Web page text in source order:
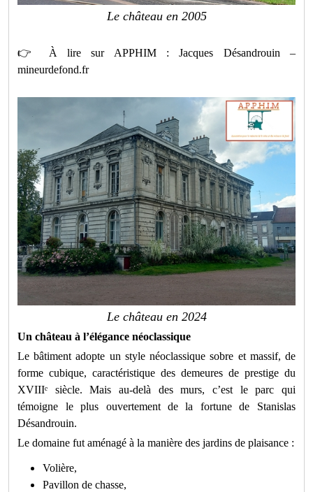
Le château en 2005
👉
À lire sur APPHIM : Jacques Désandrouin –
mineurdefond.fr
Le château en 2024
Un château à l’élégance néoclassique
Le bâtiment adopte un style néoclassique sobre et massif, de
forme cubique, caractéristique des demeures de prestige du
XVIIIᵉ siècle. Mais au-delà des murs, c’est le parc qui
témoigne le plus ouvertement de la fortune de Stanislas
Désandrouin.
Le domaine fut aménagé à la manière des jardins de plaisance :
Volière,
Pavillon de chasse,